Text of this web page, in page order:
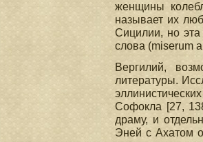
женщины
называет их
Сицилии, но эта
слова (miserum
Вергилий,
литературы.
Софокла [27,
драму, и
Эней с Ахатом